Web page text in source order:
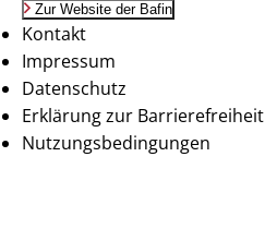
Zur Website der Bafin
Kontakt
Impressum
Datenschutz
Erklärung zur Barrierefreiheit
Nutzungsbedingungen